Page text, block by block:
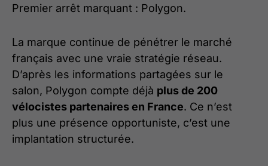
Premier arrêt marquant : Polygon.
La marque continue de pénétrer le marché
français avec une vraie stratégie réseau.
D’après les informations partagées sur le
salon, Polygon compte déjà plus de 200
vélocistes partenaires en France. Ce n’est
plus une présence opportuniste, c’est une
implantation structurée.